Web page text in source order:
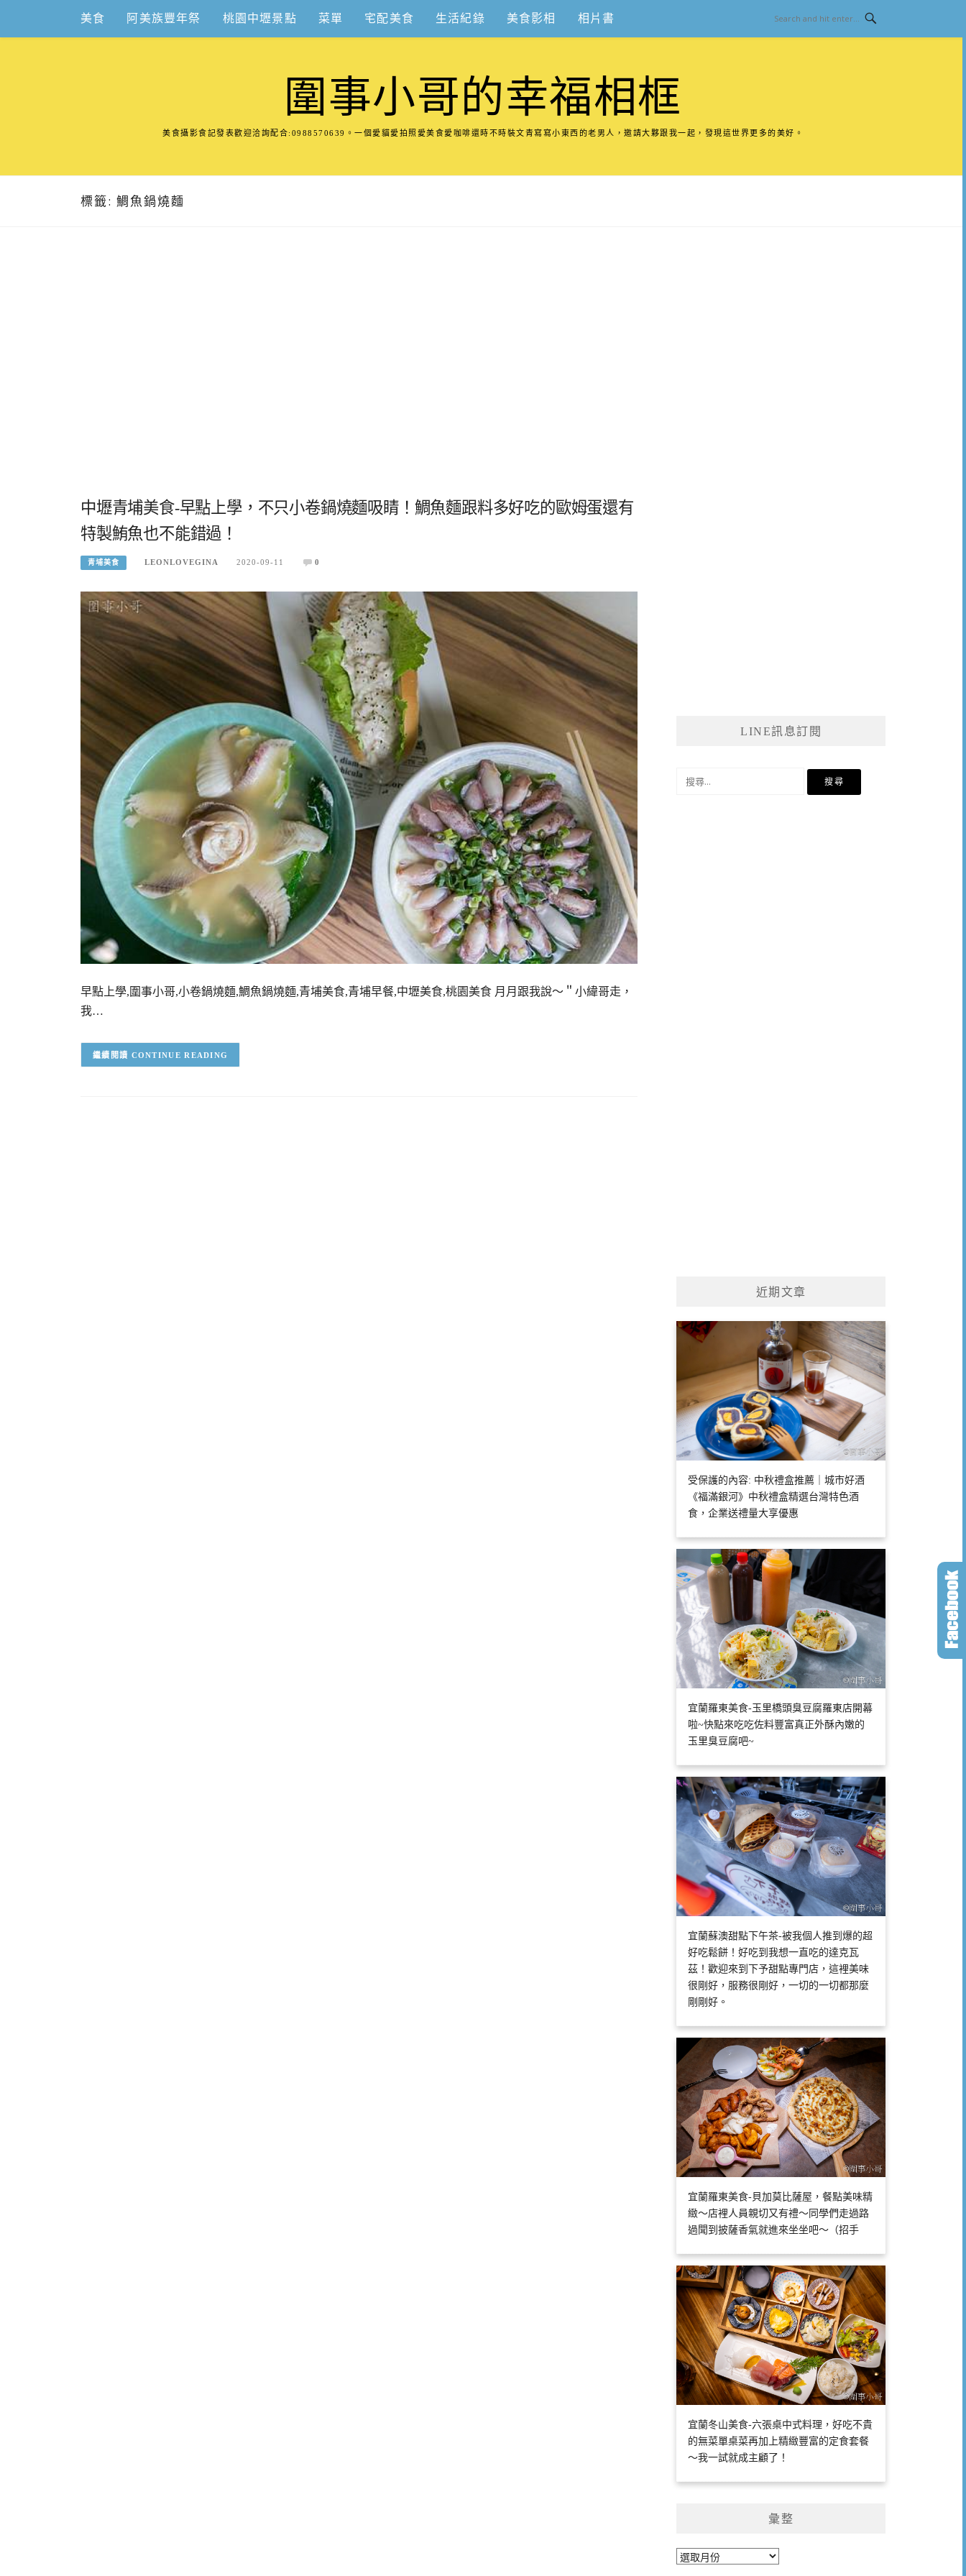
content
美食 阿美族豐年祭 桃園中壢景點 菜單 宅配美食 生活紀錄 美食影相 相片書
圍事小哥的幸福相框
美食攝影食記發表歡迎洽詢配合:0988570639。一個愛貓愛拍照愛美食愛咖啡還時不時裝文青寫寫小東西的老男人，邀請大夥跟我一起，發現這世界更多的美好。
標籤: 鯛魚鍋燒麵
中壢青埔美食-早點上學，不只小卷鍋燒麵吸睛！鯛魚麵跟料多好吃的歐姆蛋還有
特製鮪魚也不能錯過！
青埔美食 LEONLOVEGINA 2020-09-11 0
早點上學,圍事小哥,小卷鍋燒麵,鯛魚鍋燒麵,青埔美食,青埔早餐,中壢美食,桃園美食 月月跟我說～＂小緯哥走，
我…
CONTINUE READING
LINE訊息訂閱
近期文章
受保護的內容: 中秋禮盒推薦｜城市好酒
《福滿銀河》中秋禮盒精選台灣特色酒
食，企業送禮量大享優惠
宜蘭羅東美食-玉里橋頭臭豆腐羅東店開幕
啦~快點來吃吃佐料豐富真正外酥內嫩的
玉里臭豆腐吧~
宜蘭蘇澳甜點下午茶-被我個人推到爆的超
好吃鬆餅！好吃到我想一直吃的達克瓦
茲！歡迎來到下予甜點專門店，這裡美味
很剛好，服務很剛好，一切的一切都那麼
剛剛好。
宜蘭羅東美食-貝加莫比薩屋，餐點美味精
緻～店裡人員親切又有禮～同學們走過路
過聞到披薩香氣就進來坐坐吧～（招手
宜蘭冬山美食-六張桌中式料理，好吃不貴
的無菜單桌菜再加上精緻豐富的定食套餐
～我一試就成主顧了！
彙整
彙